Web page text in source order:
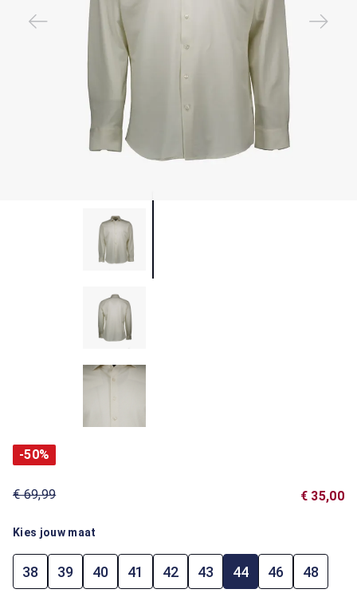
-50%
€ 69,99 € 35,00
Kies jouw maat
38 39 40 41 42 43 44 46 48